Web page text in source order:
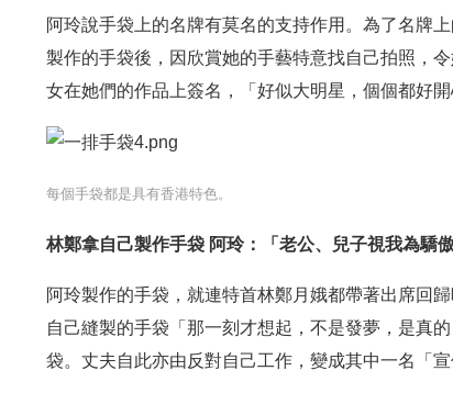
阿玲說手袋上的名牌有莫名的支持作用。為了名牌
製作的手袋後，因欣賞她的手藝特意找自己拍照，
女在她們的作品上簽名，「好似大明星，個個都好開
每個手袋都是具有香港特色。
林鄭拿自己製作手袋 阿玲：「老公、兒子視我為驕傲
阿玲製作的手袋，就連特首林鄭月娥都帶著出席回
自己縫製的手袋「那一刻才想起，不是發夢，是真
袋。丈夫自此亦由反對自己工作，變成其中一名「